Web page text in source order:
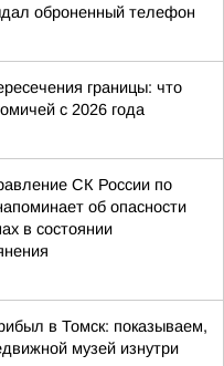
оброненный телефон
границы: что
с 2026 года
СК России по
об опасности
в состоянии
в Томск: показываем,
музей изнутри